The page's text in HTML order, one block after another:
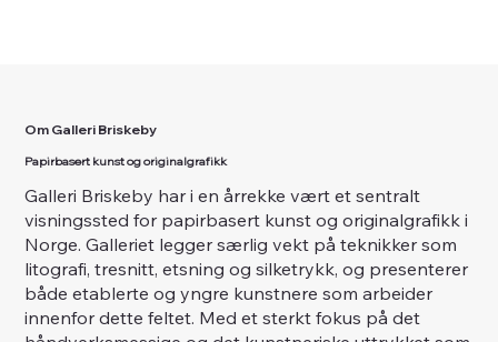
Om Galleri Briskeby
Papirbasert kunst og originalgrafikk
Galleri Briskeby har i en årrekke vært et sentralt
visningssted for papirbasert kunst og originalgrafikk i
Norge. Galleriet legger særlig vekt på teknikker som
litografi, tresnitt, etsning og silketrykk, og presenterer
både etablerte og yngre kunstnere som arbeider
innenfor dette feltet. Med et sterkt fokus på det